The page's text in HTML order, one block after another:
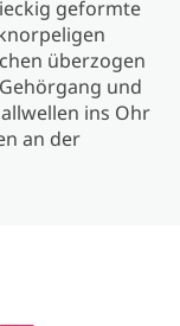
geformte
überzogen
und
ins Ohr
an der